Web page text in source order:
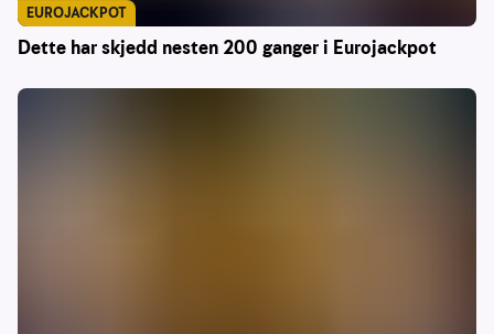
Dette har skjedd nesten 200 ganger i Eurojackpot
EUROJACKPOT